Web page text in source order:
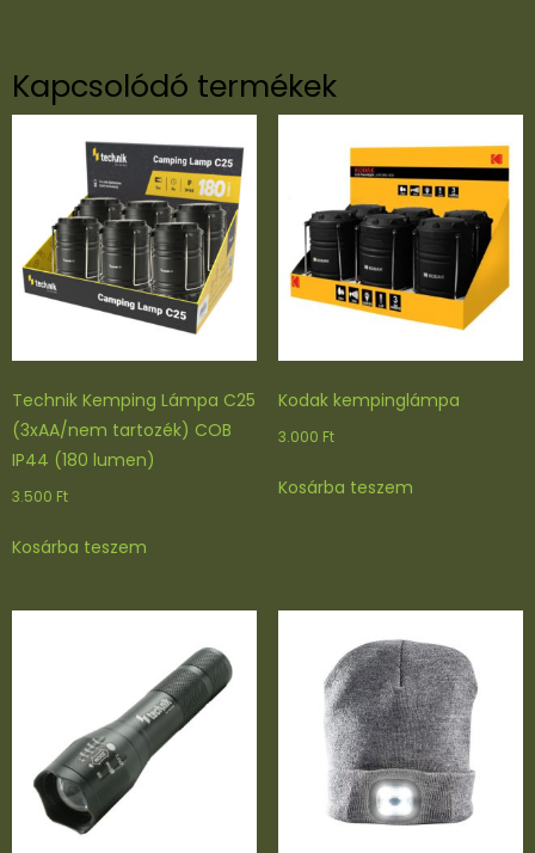
Kapcsolódó termékek
Technik Kemping Lámpa C25
(3xAA/nem tartozék) COB
IP44 (180 lumen)
3.500 Ft
Kosárba teszem
Kodak kempinglámpa
3.000 Ft
Kosárba teszem